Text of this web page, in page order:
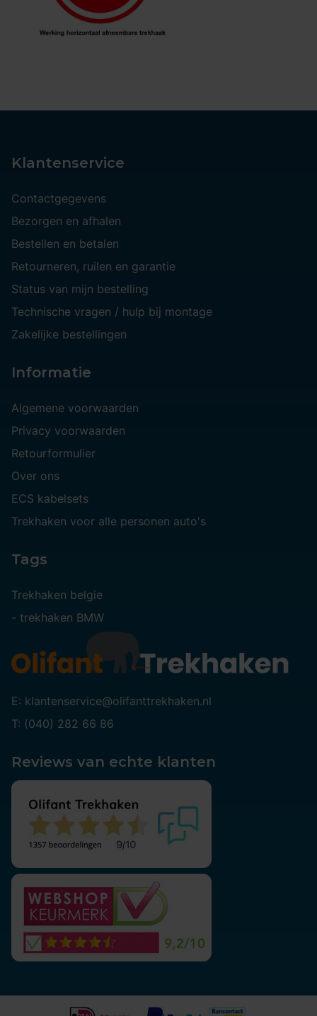
Klantenservice
Contactgegevens
Bezorgen en afhalen
Bestellen en betalen
Retourneren, ruilen en garantie
Status van mijn bestelling
Technische vragen / hulp bij montage
Zakelijke bestellingen
Informatie
Algemene voorwaarden
Privacy voorwaarden
Retourformulier
Over ons
ECS kabelsets
Trekhaken voor alle personen auto's
Tags
Trekhaken belgie
- trekhaken BMW
E: klantenservice@olifanttrekhaken.nl
T: (040) 282 66 86
Reviews van echte klanten